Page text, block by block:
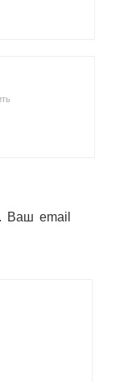
Ваш email